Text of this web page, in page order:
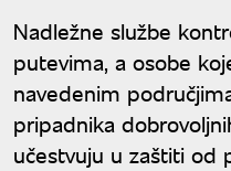
Nadležne službe
putevima, a osobe
navedenim
pripadnika
učestvuju u zaštiti od